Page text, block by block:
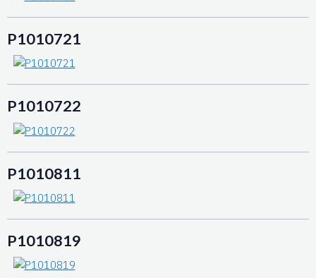
P1010721
P1010722
P1010811
P1010819